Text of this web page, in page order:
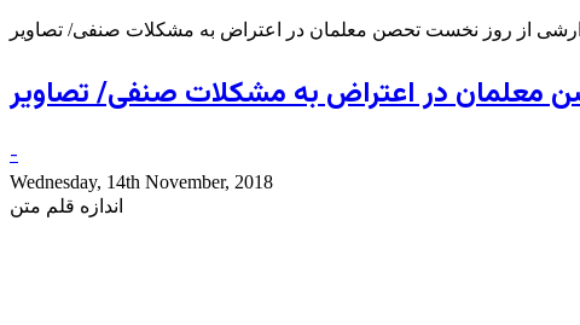
از روز نخست تحصن معلمان در اعتراض به مشکلات صنفی/ تصاویر
معلمان در اعتراض به مشکلات صنفی/ تصاویر
-
Wednesday, 14th November, 2018
اندازه قلم متن